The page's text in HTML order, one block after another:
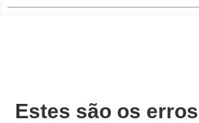
Estes são os